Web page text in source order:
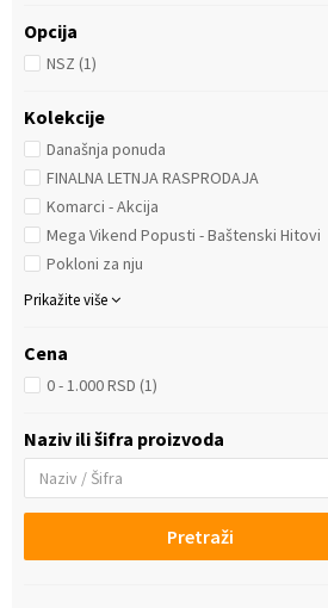
Opcija
NSZ (1)
Kolekcije
Današnja ponuda
FINALNA LETNJA RASPRODAJA
Komarci - Akcija
Mega Vikend Popusti - Baštenski Hitovi
Pokloni za nju
Prikažite više
Cena
0 - 1.000 RSD (1)
Naziv ili šifra proizvoda
Pretraži